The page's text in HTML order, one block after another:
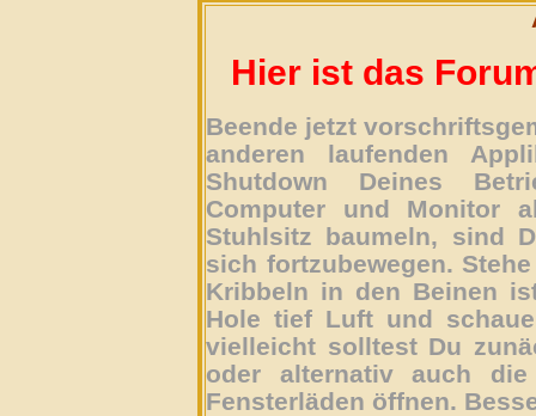
Hier ist das
Beende jetzt
anderen laufenden
Shutdown Deines
Computer und Monitor
Stuhlsitz baumeln, sind
sich fortzubewegen.
Kribbeln in den Beinen
Hole tief Luft und
vielleicht solltest Du
oder alternativ auch
Fensterläden öffnen.